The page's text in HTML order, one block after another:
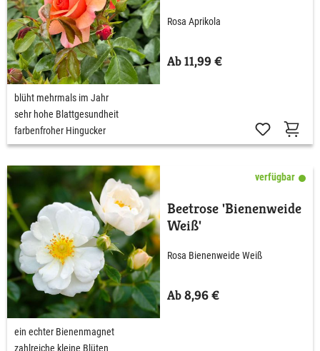
Rosa Aprikola
Ab 11,99 €
blüht mehrmals im Jahr
sehr hohe Blattgesundheit
farbenfroher Hingucker
verfügbar
Beetrose 'Bienenweide
Weiß'
Rosa Bienenweide Weiß
Ab 8,96 €
ein echter Bienenmagnet
zahlreiche kleine Blüten